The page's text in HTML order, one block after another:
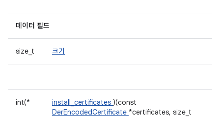
데이터 필드
size_t 크기
int(* install_certificates )(const
DerEncodedCertificate *certificates, size_t